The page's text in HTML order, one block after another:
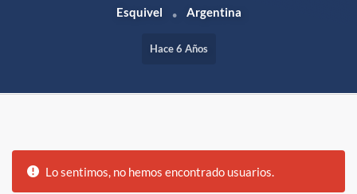
Esquivel Argentina
Hace 6 Años
Amigos
Lo sentimos, no hemos encontrado usuarios.